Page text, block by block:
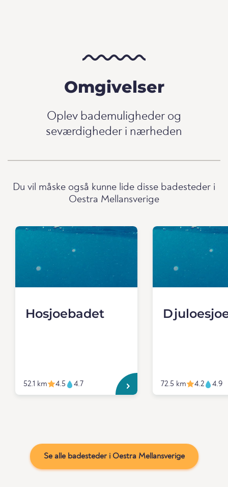
Omgivelser
Oplev bademuligheder og
seværdigheder i nærheden
Du vil måske også kunne lide disse badesteder i
Oestra Mellansverige
Hosjoebadet
52.1 km 4.5 4.7 72.5 km 4.2 4.9
Se alle badesteder i Oestra Mellansverige